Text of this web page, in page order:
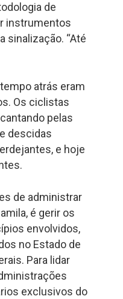
de
instrumentos
sinalização. “Até
atrás eram
Os ciclistas
pelas
descidas
e hoje
de administrar
é gerir os
envolvidos,
no Estado de
Para lidar
exclusivos do